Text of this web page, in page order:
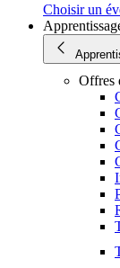
Choisir un
Offres